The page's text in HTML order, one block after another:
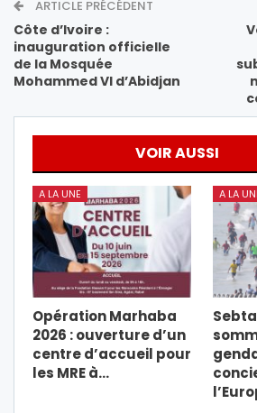
ARTICLE PRÉCÉDENT
Côte d’Ivoire :
inauguration officielle
de la Mosquée
Mohammed VI d’Abidjan
VOIR AUSSI
A LA UNE
Opération Marhaba
2026 : ouverture d’un
centre d’accueil pour
les MRE à…
A LA